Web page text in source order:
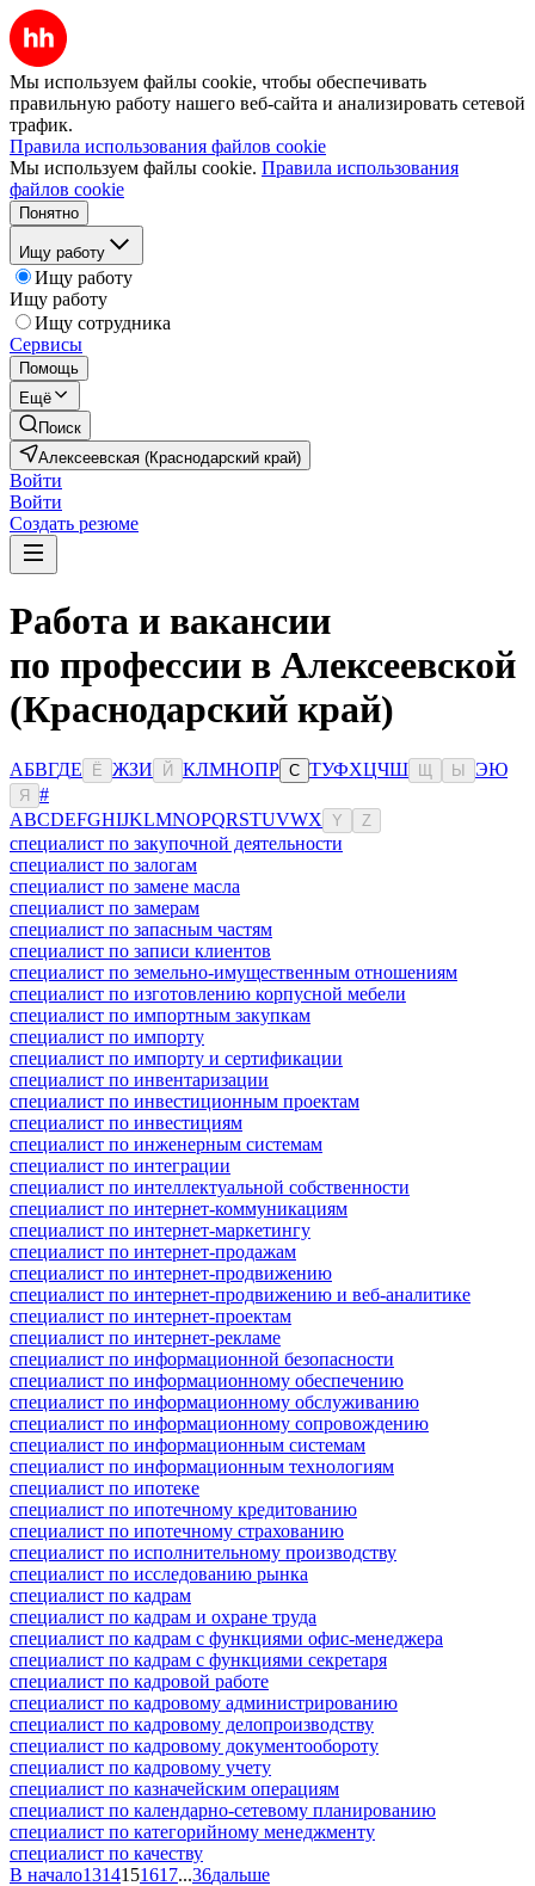
Мы используем файлы cookie, чтобы обеспечивать
правильную работу нашего веб-сайта и анализировать сетевой
трафик.
Правила использования файлов cookie
Мы используем файлы cookie. Правила использования
файлов cookie
Понятно
Ищу работу
Ищу работу
Ищу работу
Ищу сотрудника
Сервисы
Помощь
Ещё
Поиск
Алексеевская (Краснодарский край)
Войти
Войти
Создать резюме
Работа и вакансии
по профессии в Алексеевской
(Краснодарский край)
АБВГДЕ Ё ЖЗИ Й КЛМНОПР С ТУФХЦЧШ Ы ЭЮ
Я
#
ABCDEFGHIJKLMNOPQRSTUVWX Y Z
специалист по закупочной деятельности
специалист по залогам
специалист по замене масла
специалист по замерам
специалист по запасным частям
специалист по записи клиентов
специалист по земельно-имущественным отношениям
специалист по изготовлению корпусной мебели
специалист по импортным закупкам
специалист по импорту
специалист по импорту и сертификации
специалист по инвентаризации
специалист по инвестиционным проектам
специалист по инвестициям
специалист по инженерным системам
специалист по интеграции
специалист по интеллектуальной собственности
специалист по интернет-коммуникациям
специалист по интернет-маркетингу
специалист по интернет-продажам
специалист по интернет-продвижению
специалист по интернет-продвижению и веб-аналитике
специалист по интернет-проектам
специалист по интернет-рекламе
специалист по информационной безопасности
специалист по информационному обеспечению
специалист по информационному обслуживанию
специалист по информационному сопровождению
специалист по информационным системам
специалист по информационным технологиям
специалист по ипотеке
специалист по ипотечному кредитованию
специалист по ипотечному страхованию
специалист по исполнительному производству
специалист по исследованию рынка
специалист по кадрам
специалист по кадрам и охране труда
специалист по кадрам с функциями офис-менеджера
специалист по кадрам с функциями секретаря
специалист по кадровой работе
специалист по кадровому администрированию
специалист по кадровому делопроизводству
специалист по кадровому документообороту
специалист по кадровому учету
специалист по казначейским операциям
специалист по календарно-сетевому планированию
специалист по категорийному менеджменту
специалист по качеству
В начало1314151617...36дальше